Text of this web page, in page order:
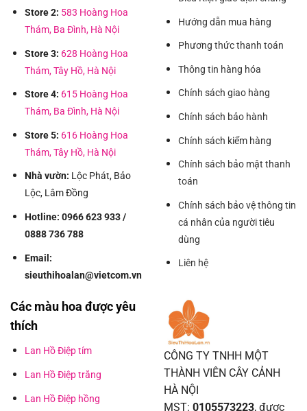
Store 2: 583 Hoàng Hoa
Thám, Ba Đình, Hà Nội
Store 3: 628 Hoàng Hoa
Thám, Tây Hồ, Hà Nội
Store 4: 615 Hoàng Hoa
Thám, Ba Đình, Hà Nội
Store 5: 616 Hoàng Hoa
Thám, Tây Hồ, Hà Nội
Nhà vườn: Lộc Phát, Bảo
Lộc, Lâm Đồng
Hotline: 0966 623 933 /
0888 736 788
Email:
sieuthihoalan@vietcom.vn
Hướng dẫn mua hàng
Phương thức thanh toán
Thông tin hàng hóa
Chính sách giao hàng
Chính sách bảo hành
Chính sách kiểm hàng
Chính sách bảo mật thanh
toán
Chính sách bảo vệ thông tin
cá nhân của người tiêu
dùng
Liên hệ
Các màu hoa được yêu
thích
Lan Hồ Điệp tím
Lan Hồ Điệp trắng
Lan Hồ Điệp hồng
CÔNG TY TNHH MỘT
THÀNH VIÊN CÂY CẢNH
HÀ NỘI
MST: 0105573223, được